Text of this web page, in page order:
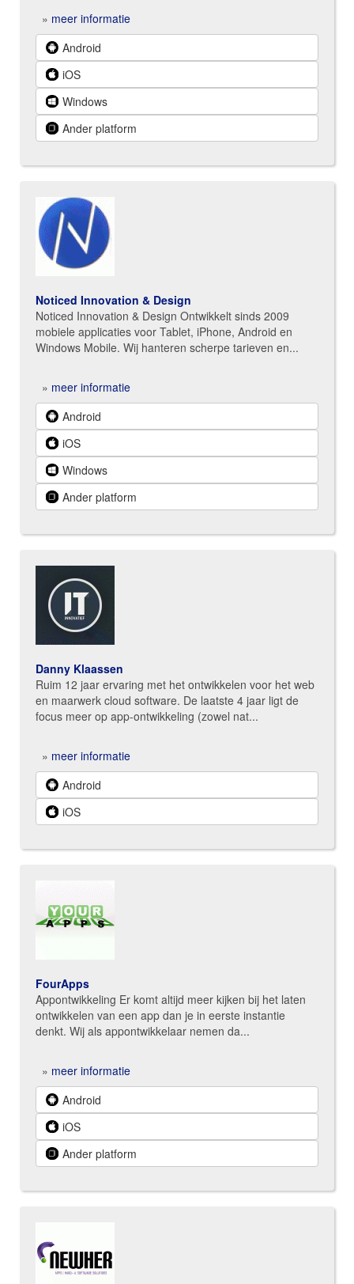
» meer informatie
Android
iOS
Windows
Ander platform
Noticed Innovation & Design
Noticed Innovation & Design Ontwikkelt sinds 2009
mobiele applicaties voor Tablet, iPhone, Android en
Windows Mobile. Wij hanteren scherpe tarieven en...
» meer informatie
Android
iOS
Windows
Ander platform
Danny Klaassen
Ruim 12 jaar ervaring met het ontwikkelen voor het web
en maarwerk cloud software. De laatste 4 jaar ligt de
focus meer op app-ontwikkeling (zowel nat...
» meer informatie
Android
iOS
FourApps
Appontwikkeling Er komt altijd meer kijken bij het laten
ontwikkelen van een app dan je in eerste instantie
denkt. Wij als appontwikkelaar nemen da...
» meer informatie
Android
iOS
Ander platform